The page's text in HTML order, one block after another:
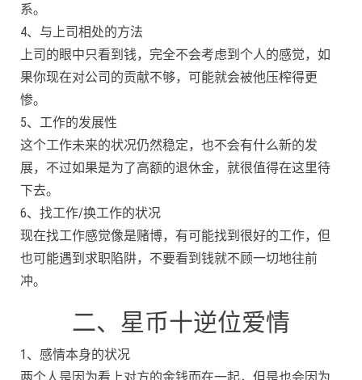
系。
4、与上司相处的方法
上司的眼中只看到钱，完全不会考虑到个人的感觉，如
果你现在对公司的贡献不够，可能就会被他压榨得更
惨。
5、工作的发展性
这个工作未来的状况仍然稳定，也不会有什么新的发
展，不过如果是为了高额的退休金，就很值得在这里待
下去。
6、找工作/换工作的状况
现在找工作感觉像是赌博，有可能找到很好的工作，但
也可能遇到求职陷阱，不要看到钱就不顾一切地往前
冲。
二、星币十逆位爱情
1、感情本身的状况